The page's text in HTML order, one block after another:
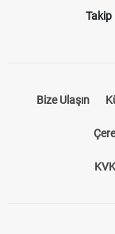
Takip
Bize Ulaşın